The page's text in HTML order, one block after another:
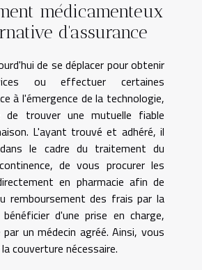
médicamenteux
d'assurance
de se déplacer pour obtenir
ou effectuer certaines
à l'émergence de la technologie,
trouver une mutuelle fiable
L'ayant trouvé et adhéré, il
le cadre du traitement du
de vous procurer les
en pharmacie afin de
remboursement des frais par la
d'une prise en charge,
par un médecin agréé. Ainsi, vous
couverture nécessaire.